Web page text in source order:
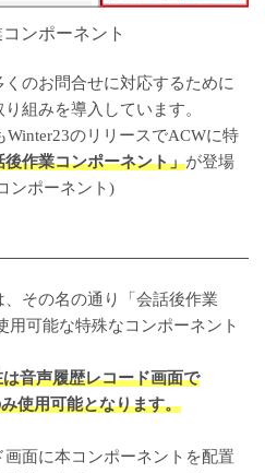
ンポーネント
のお問合せに対応するために
組みを導入しています。
Winter23のリリースでACWに特
後作業コンポーネント」が登場
ンポーネント)
その名の通り「会話後作業
用可能な特殊なコンポーネント
音声履歴レコード画面で
使用可能となります。
面に本コンポーネントを配置